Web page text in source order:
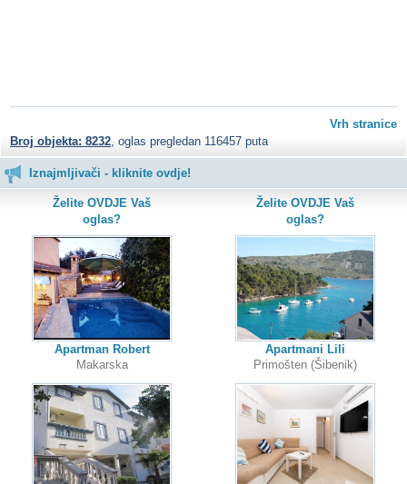
Vrh stranice
Broj objekta: 8232, oglas pregledan 116457 puta
Iznajmljivači - kliknite ovdje!
Želite OVDJE Vaš
oglas?
Apartman Robert
Makarska
Želite OVDJE Vaš
oglas?
Apartmani Lili
Primošten (Šibenik)